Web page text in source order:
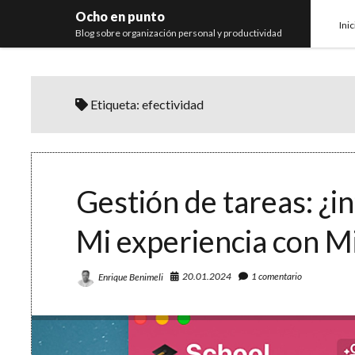
Ocho en punto
Blog sobre organización personal y productividad
Etiqueta:efectividad
Gestión de tareas:
Mi experiencia con
Enrique Benimeli 20.01.2024 1 comentario